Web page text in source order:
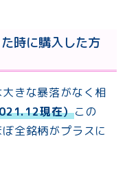
時に購入した方
きな暴落がなく相
現在）この
全銘柄がプラスに